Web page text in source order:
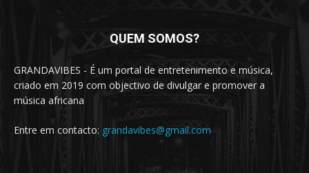
QUEM SOMOS?
GRANDAVIBES - É um portal de entretenimento e música,
criado em 2019 com objectivo de divulgar e promover a
música africana
Entre em contacto: grandavibes@gmail.com